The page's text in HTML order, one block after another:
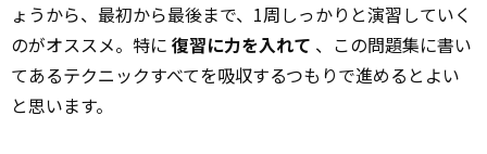
ょうから、最初から最後まで、1周しっかりと演習していく
のがオススメ。特に 復習に力を入れて 、この問題集に書い
てあるテクニックすべてを吸収するつもりで進めるとよい
と思います。